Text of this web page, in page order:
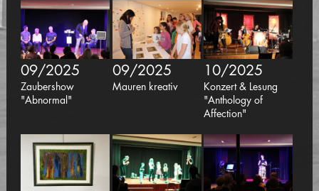
09/2025
Zaubershow
"Abnormal"
09/2025
Mauren kreativ
10/2025
Konzert & Lesung
"Anthology of
Affection"